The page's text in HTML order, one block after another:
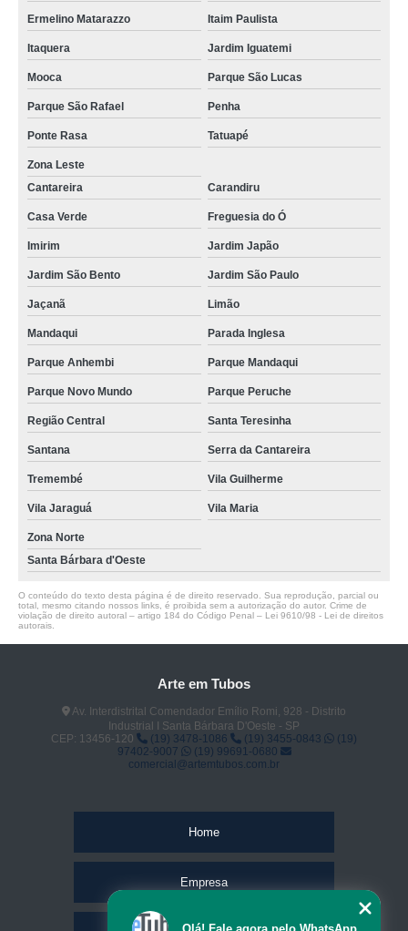
Ermelino Matarazzo Itaim Paulista
Itaquera Jardim Iguatemi
Mooca Parque São Lucas
Parque São Rafael Penha
Ponte Rasa Tatuapé
Zona Leste
Cantareira
Carandiru
Casa Verde Freguesia do Ó
Imirim Jardim Japão
Jardim São Bento Jardim São Paulo
Jaçanã Limão
Mandaqui Parada Inglesa
Parque Anhembi Parque Mandaqui
Parque Novo Mundo Parque Peruche
Região Central Santa Teresinha
Santana Serra da Cantareira
Tremembé Vila Guilherme
Vila Jaraguá Vila Maria
Zona Norte
Santa Bárbara d'Oeste
O conteúdo do texto desta página é de direito reservado. Sua reprodução, parcial ou
total, mesmo citando nossos links, é proibida sem a autorização do autor. Crime de
violação de direito autoral – artigo 184 do Código Penal – Lei 9610/98 - Lei de direitos
autorais
Arte em Tubos
Av. Interdistrital Comendador Emílio Romi, 928 - Distrito
Industrial I Santa Bárbara D'Oeste - SP
CEP: 13456-120
(19) 3478-1086 (19) 3455-0843
(19)
97402-9007
(19) 99691-0680
comercial@artemtubos.com.br
Home
Empresa